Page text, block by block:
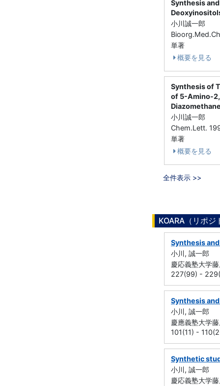
Synthesis
小川誠一郎
単著
概要を見る
Synthesis of
of 5-Amino-
小川誠一郎
Chem.Lett.
単著
概要を見る
全件表示 >>
KOARA（リポ
Synthesis
小川, 誠一郎
慶応義塾大学
227(99) -
Synthesis
小川, 誠一郎
慶應義塾大学
101(11) -
Synthetic
小川, 誠一郎
慶応義塾大学